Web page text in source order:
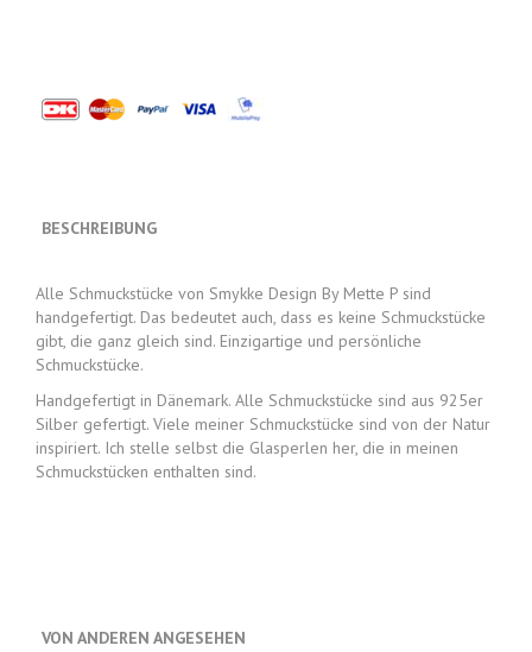
BESCHREIBUNG
Alle Schmuckstücke von Smykke Design By Mette P sind
handgefertigt. Das bedeutet auch, dass es keine Schmuckstücke
gibt, die ganz gleich sind. Einzigartige und persönliche
Schmuckstücke.
Handgefertigt in Dänemark. Alle Schmuckstücke sind aus 925er
Silber gefertigt. Viele meiner Schmuckstücke sind von der Natur
inspiriert. Ich stelle selbst die Glasperlen her, die in meinen
Schmuckstücken enthalten sind.
VON ANDEREN ANGESEHEN